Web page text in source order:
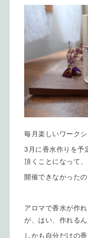
毎月楽しいワーク
3月に香水作りを予
頂くことになって
開催できなかった
アロマで香水が作
が、はい、作れる
しかも自分だけの